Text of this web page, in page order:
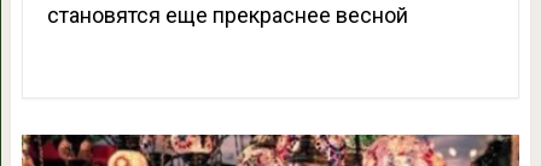
становятся еще прекраснее весной